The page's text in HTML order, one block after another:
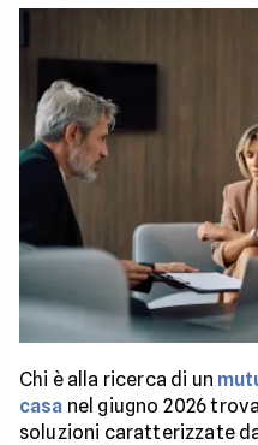
Chi è alla ricerca di un
casa nel giugno 2026
soluzioni caratterizzate